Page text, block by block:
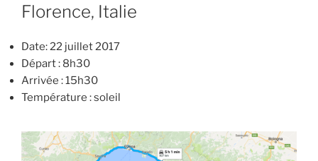
Florence, Italie
Date: 22 juillet 2017
Départ : 8h30
Arrivée : 15h30
Température : soleil